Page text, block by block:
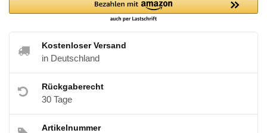
Kostenloser Versand
in Deutschland
Rückgaberecht
30 Tage
Artikelnummer